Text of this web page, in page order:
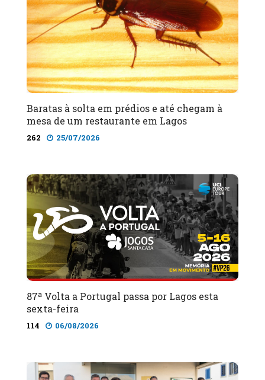
Baratas à solta em prédios e até chegam à
mesa de um restaurante em Lagos
262 25/07/2026
87ª Volta a Portugal passa por Lagos esta
sexta-feira
114 06/08/2026